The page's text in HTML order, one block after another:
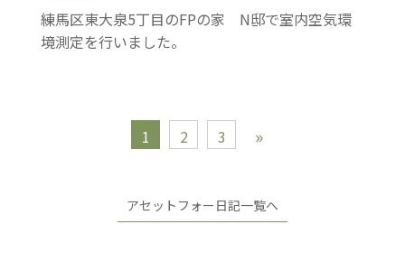
練馬区東大泉5丁目のFPの家 N邸で室内空気環
境測定を行いました。
1 2 3 »
アセットフォー日記一覧へ